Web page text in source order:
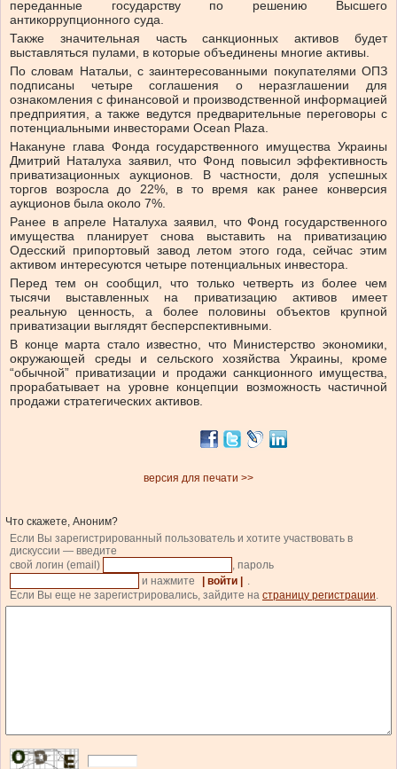
переданные государству по решению Высшего
антикоррупционного суда.
Также значительная часть санкционных активов будет
выставляться пулами, в которые объединены многие активы.
По словам Натальи, с заинтересованными покупателями ОПЗ
подписаны четыре соглашения о неразглашении для
ознакомления с финансовой и производственной информацией
предприятия, а также ведутся предварительные переговоры с
потенциальными инвесторами Ocean Plaza.
Накануне глава Фонда государственного имущества Украины
Дмитрий Наталуха заявил, что Фонд повысил эффективность
приватизационных аукционов. В частности, доля успешных
торгов возросла до 22%, в то время как ранее конверсия
аукционов была около 7%.
Ранее в апреле Наталуха заявил, что Фонд государственного
имущества планирует снова выставить на приватизацию
Одесский припортовый завод летом этого года, сейчас этим
активом интересуются четыре потенциальных инвестора.
Перед тем он сообщил, что только четверть из более чем
тысячи выставленных на приватизацию активов имеет
реальную ценность, а более половины объектов крупной
приватизации выглядят бесперспективными.
В конце марта стало известно, что Министерство экономики,
окружающей среды и сельского хозяйства Украины, кроме
“обычной” приватизации и продажи санкционного имущества,
прорабатывает на уровне концепции возможность частичной
продажи стратегических активов.
версия для печати >>
Что скажете, Аноним?
Если Вы зарегистрированный пользователь и хотите участвовать в
дискуссии — введите
свой логин (email)
, пароль
и нажмите
| войти |
.
Если Вы еще не зарегистрировались, зайдите на страницу регистрации.